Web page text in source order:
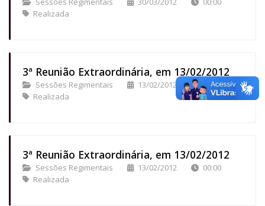
Realizada
3ª Reunião Extraordinária, em 13/02/2012
Sessões Regimentais 13/02/2012
00:00
Realizada
3ª Reunião Extraordinária, em 13/02/2012
Sessões Regimentais 13/02/2012
00:00
Realizada